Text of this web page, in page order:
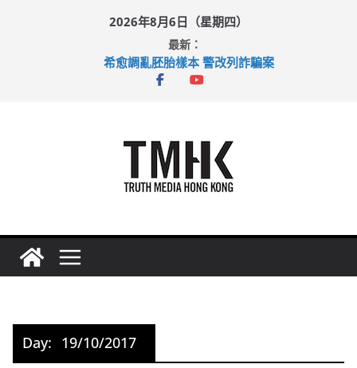
2026年8月6日（星期四）
最新：
希愈調亂胚胎樣本 警改列詐騙案
足球盛會次場激戰 祖雲達斯挫車路士
Day: 19/10/2017